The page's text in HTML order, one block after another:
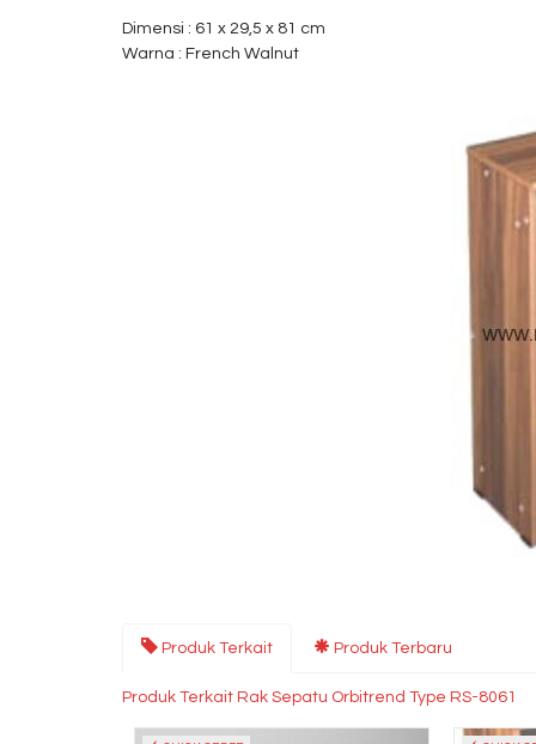
Dimensi : 61 x 29,5 x 81 cm
Warna : French Walnut
Produk Terkait Produk Terbaru
Produk Terkait Rak Sepatu Orbitrend Type RS-8061